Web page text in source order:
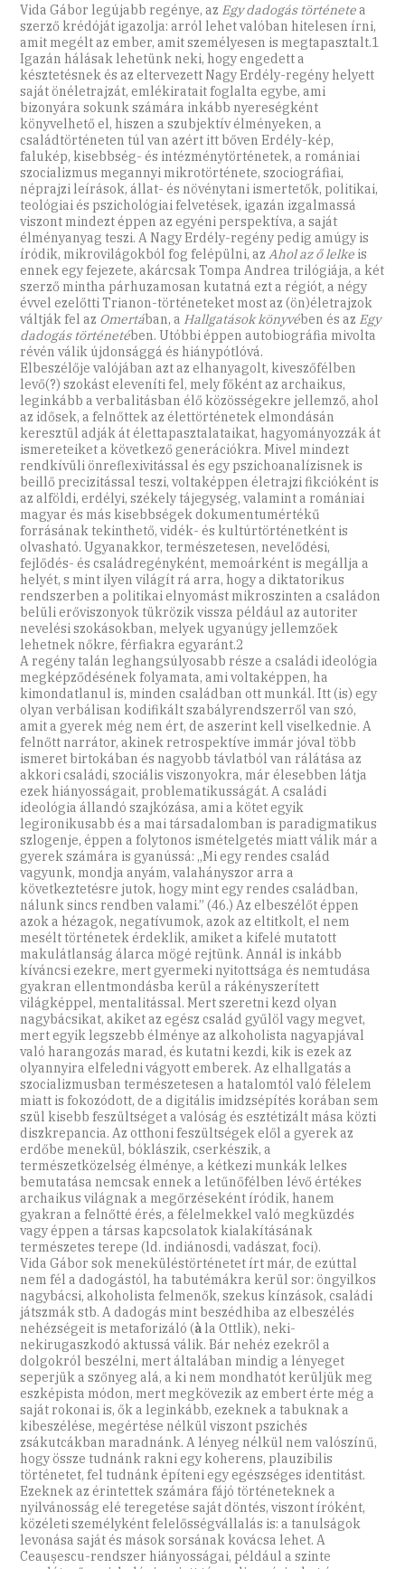
Vida Gábor legújabb regénye, az Egy dadogás történetea
szerző krédóját igazolja: arról lehet valóban hitelesen írni,
amit megélt az ember, amit személyesen is megtapasztalt.1
Igazán hálásak lehetünk neki, hogy engedett a
késztetésnek és az eltervezett Nagy Erdély-regény helyett
saját önéletrajzát, emlékiratait foglalta egybe, ami
bizonyára sokunk számára inkább nyereségként
könyvelhető el, hiszen a szubjektív élményeken, a
családtörténeten túl van azért itt bőven Erdély-kép,
falukép, kisebbség- és intézménytörténetek, a romániai
szocializmus megannyi mikrotörténete, szociográfiai,
néprajzi leírások, állat- és növénytani ismertetők, politikai,
teológiai és pszichológiai felvetések, igazán izgalmassá
viszont mindezt éppen az egyéni perspektíva, a saját
élményanyag teszi. A Nagy Erdély-regény pedig amúgy is
íródik, mikrovilágokból fog felépülni, azAhol az ő lelke is
ennek egy fejezete, akárcsak Tompa Andrea trilógiája, a két
szerző mintha párhuzamosan kutatná ezt a régiót, a négy
évvel ezelőtti Trianon-történeteket most az (ön)életrajzok
váltják fel az Omertában, a Hallgatások könyvében és az Egy
dadogás történetében. Utóbbi éppen autobiográfia mivolta
révén válik újdonsággá és hiánypótlóvá.
Elbeszélője valójában azt az elhanyagolt, kiveszőfélben
levő(?) szokást eleveníti fel, mely főként az archaikus,
leginkább a verbalitásban élő közösségekre jellemző, ahol
az idősek, a felnőttek az élettörténetek elmondásán
keresztül adják át élettapasztalataikat, hagyományozzák át
ismereteiket a következő generációkra. Mivel mindezt
rendkívüli önreflexivitással és egy pszichoanalízisnek is
beillő precizitással teszi, voltaképpen életrajzi fikcióként is
az alföldi, erdélyi, székely tájegység, valamint a romániai
magyar és más kisebbségek dokumentumértékű
forrásának tekinthető, vidék- és kultúrtörténetként is
olvasható. Ugyanakkor, természetesen, nevelődési,
fejlődés- és családregényként, memoárként is megállja a
helyét, s mint ilyen világít rá arra, hogy a diktatorikus
rendszerben a politikai elnyomást mikroszinten a családon
belüli erőviszonyok tükrözik vissza például az autoriter
nevelési szokásokban, melyek ugyanúgy jellemzőek
lehetnek nőkre, férfiakra egyaránt.2
A regény talán leghangsúlyosabb része a családi ideológia
megképződésének folyamata, ami voltaképpen, ha
kimondatlanul is, minden családban ott munkál. Itt (is) egy
olyan verbálisan kodifikált szabályrendszerről van szó,
amit a gyerek még nem ért, de aszerint kell viselkednie. A
felnőtt narrátor, akinek retrospektíve immár jóval több
ismeret birtokában és nagyobb távlatból van rálátása az
akkori családi, szociális viszonyokra, már élesebben látja
ezek hiányosságait, problematikusságát. A családi
ideológia állandó szajkózása, ami a kötet egyik
legironikusabb és a mai társadalomban is paradigmatikus
szlogenje, éppen a folytonos ismételgetés miatt válik már a
gyerek számára is gyanússá: „Mi egy rendes család
vagyunk, mondja anyám, valahányszor arra a
következtetésre jutok, hogy mint egy rendes családban,
nálunk sincs rendben valami.” (46.) Az elbeszélőt éppen
azok a hézagok, negatívumok, azok az eltitkolt, el nem
mesélt történetek érdeklik, amiket a kifelé mutatott
makulátlanság álarca mögé rejtünk. Annál is inkább
kíváncsi ezekre, mert gyermeki nyitottsága és nemtudása
gyakran ellentmondásba kerül a rákényszerített
világképpel, mentalitással. Mert szeretni kezd olyan
nagybácsikat, akiket az egész család gyűlöl vagy megvet,
mert egyik legszebb élménye az alkoholista nagyapjával
való harangozás marad, és kutatni kezdi, kik is ezek az
olyannyira elfeledni vágyott emberek. Az elhallgatás a
szocializmusban természetesen a hatalomtól való félelem
miatt is fokozódott, de a digitális imidzsépítés korában sem
szül kisebb feszültséget a valóság és esztétizált mása közti
diszkrepancia. Az otthoni feszültségek elől a gyerek az
erdőbe menekül, bóklászik, cserkészik, a
természetközelség élménye, a kétkezi munkák lelkes
bemutatása nemcsak ennek a letűnőfélben lévő értékes
archaikus világnak a megőrzéseként íródik, hanem
gyakran a felnőtté érés, a félelmekkel való megküzdés
vagy éppen a társas kapcsolatok kialakításának
természetes terepe (ld. indiánosdi, vadászat, foci).
Vida Gábor sok meneküléstörténetet írt már, de ezúttal
nem fél a dadogástól, ha tabutémákra kerül sor: öngyilkos
nagybácsi, alkoholista felmenők, szekus kínzások, családi
játszmák stb. A dadogás mint beszédhiba az elbeszélés
nehézségeit is metaforizáló (àla Ottlik), neki-
nekirugaszkodó aktussá válik. Bár nehéz ezekről a
dolgokról beszélni, mert általában mindig a lényeget
seperjük a szőnyeg alá, a ki nem mondhatót kerüljük meg
eszképista módon, mert megkövezik az embert érte még a
saját rokonai is, ők a leginkább, ezeknek a tabuknak a
kibeszélése, megértése nélkül viszont pszichés
zsákutcákban maradnánk. A lényeg nélkül nem valószínű,
hogy össze tudnánk rakni egy koherens, plauzibilis
történetet, fel tudnánk építeni egy egészséges identitást.
Ezeknek az érintettek számára fájó történeteknek a
nyilvánosság elé teregetése saját döntés, viszont íróként,
közéleti személyként felelősségvállalás is: a tanulságok
levonása saját és mások sorsának kovácsa lehet. A
Ceaușescu-rendszer hiányosságai, például a szinte